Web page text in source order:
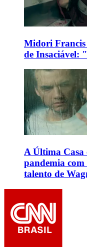
Midori Francis
de Insaciável:
A Última Casa
pandemia com
talento de